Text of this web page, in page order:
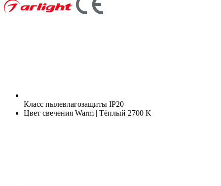
Класс пылевлагозащиты IP20
Цвет свечения Warm | Тёплый 2700 K